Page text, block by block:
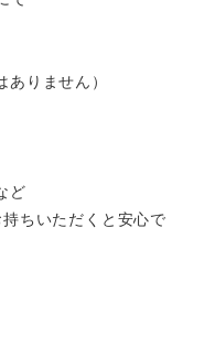
りません）
ど
ちいただくと安心で